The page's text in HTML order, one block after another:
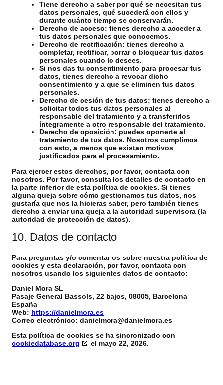
Tiene derecho a saber por qué se necesitan tus
datos personales, qué sucederá con ellos y
durante cuánto tiempo se conservarán.
Derecho de acceso: tienes derecho a acceder a
tus datos personales que conocemos.
Derecho de rectificación: tienes derecho a
completar, rectificar, borrar o bloquear tus datos
personales cuando lo desees.
Si nos das tu consentimiento para procesar tus
datos, tienes derecho a revocar dicho
consentimiento y a que se eliminen tus datos
personales.
Derecho de cesión de tus datos: tienes derecho a
solicitar todos tus datos personales al
responsable del tratamiento y a transferirlos
íntegramente a otro responsable del tratamiento.
Derecho de oposición: puedes oponerte al
tratamiento de tus datos. Nosotros cumplimos
con esto, a menos que existan motivos
justificados para el procesamiento.
Para ejercer estos derechos, por favor, contacta con
nosotros. Por favor, consulta los detalles de contacto en
la parte inferior de esta política de cookies. Si tienes
alguna queja sobre cómo gestionamos tus datos, nos
gustaría que nos la hicieras saber, pero también tienes
derecho a enviar una queja a la autoridad supervisora (la
autoridad de protección de datos).
10. Datos de contacto
Para preguntas y/o comentarios sobre nuestra política de
cookies y esta declaración, por favor, contacta con
nosotros usando los siguientes datos de contacto:
Daniel Mora SL
Pasaje General Bassols, 22 bajos, 08005, Barcelona
España
Web: https://danielmora.es
Correo electrónico: danielmora@danielmora.es
Esta política de cookies se ha sincronizado con
cookiedatabase.org
el mayo 22, 2026.